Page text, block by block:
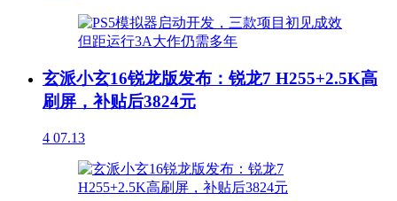
玄派小玄16锐龙版发布：锐龙7 H255+2.5K高
刷屏，补贴后3824元
4 07.13